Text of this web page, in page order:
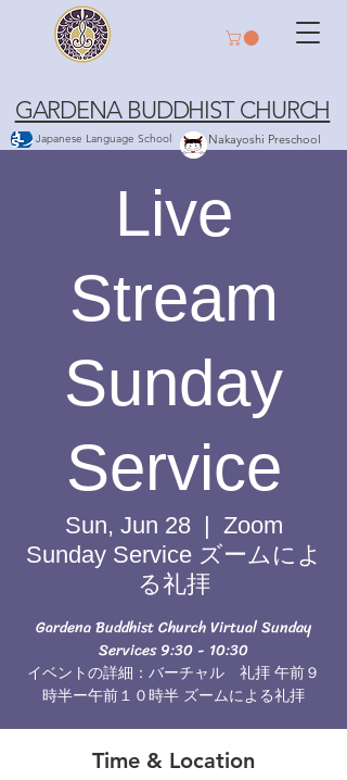
GARDENA BUDDHIST CHURCH
Japanese Language School Nakayoshi Preschool
Live
Stream
Sunday
Service
Sun, Jun 28
  |
Zoom
Sunday Service ズームによ
る礼拝
Gardena Buddhist Church Virtual Sunday
Services 9:30 - 10:30
イベントの詳細：バーチャル 礼拝 午前９
時半ー午前１０時半 ズームによる礼拝
Time & Location